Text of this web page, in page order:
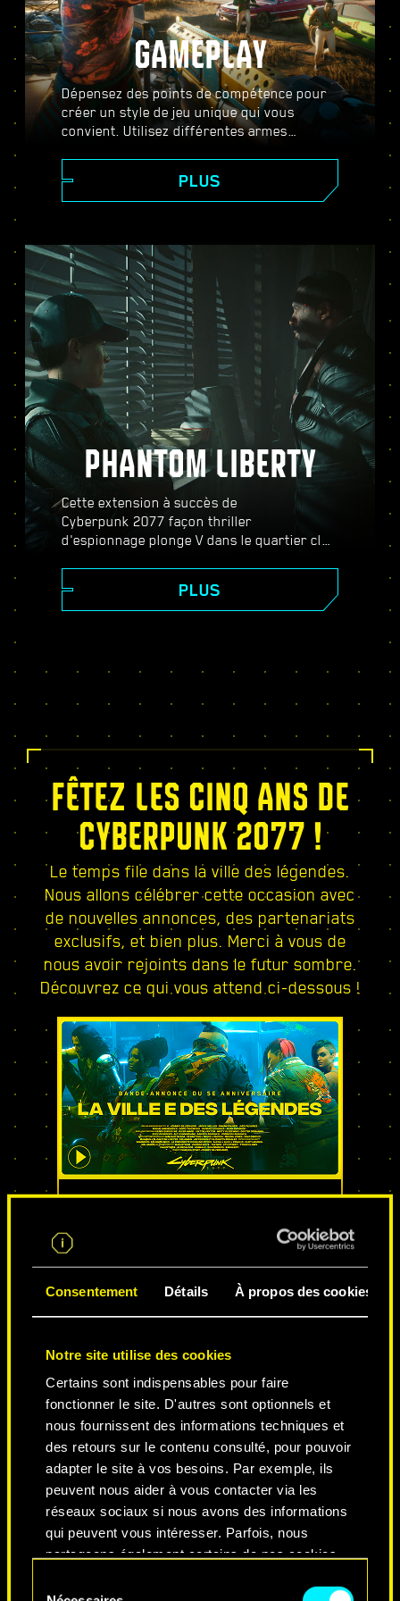
Consentement Détails À propos des cookies
Notre site utilise des cookies
Certains sont indispensables pour faire
fonctionner le site. D'autres sont optionnels et
nous fournissent des informations techniques et
des retours sur le contenu consulté, pour pouvoir
adapter le site à vos besoins. Par exemple, ils
peuvent nous aider à vous contacter via les
réseaux sociaux si nous avons des informations
qui peuvent vous intéresser. Parfois, nous
partageons également certains de nos cookies
optionnels ne seront appliqués qu'avec votre
GAMEPLAY
Dépensez des points de compétence pour
créer un style de jeu unique qui vous
convient. Utilisez différentes armes
pour devenir le meilleur mercenaire de la
ville. Prenez part à des fusillades intenses,
faufilez-vous dans des zones hautement
gardées.
PLUS
PHANTOM LIBERTY
Cette extension à succès de
Cyberpunk 2077 façon thriller
d'espionnage plonge V dans le quartier clos
histoire haletante pleine de
rebondissements où vos décisions
Relic, effectuez des missions dans un
contrats électrisants et bien plus encore !
PLUS
FÊTEZ LES CINQ ANS DE
CYBERPUNK 2077 !
Le temps file dans la ville des légendes.
Nous allons célébrer cette occasion avec
de nouvelles annonces, des partenariats
exclusifs, et bien plus. Merci à vous de
nous avoir rejoints dans le futur sombre.
Découvrez ce qui vous attend ci-dessous !
LA VILLE DES LÉGENDES
NEVER FADE AWAY